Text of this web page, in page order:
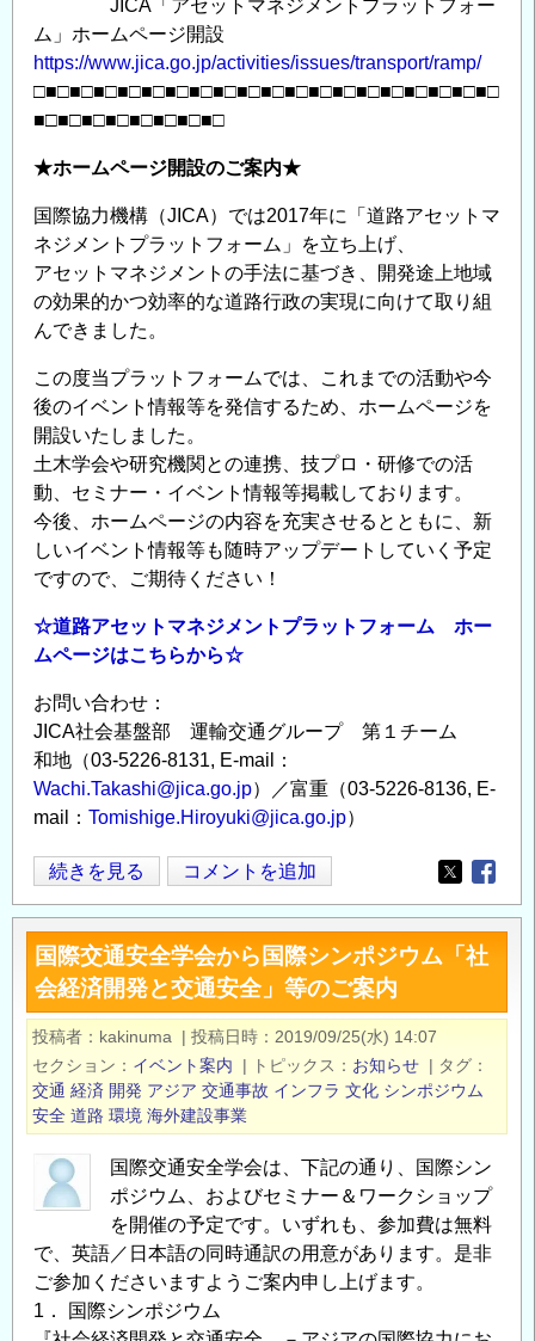
明
表
彰
集
ご
案
内
の
JICA「アセットマネジメントプラットフォー
ム」ホームページ開設
https://www.jica.go.jp/activities/issues/transport/ramp/
□■□■□■□■□■□■□■□■□■□■□■□■□■□■□■□■□■□■□■□
■□■□■□■□■□■□■□■□
★ホームページ開設のご案内★
国際協力機構（JICA）では2017年に「道路アセットマ
ネジメントプラットフォーム」を立ち上げ、
アセットマネジメントの手法に基づき、開発途上地域
の効果的かつ効率的な道路行政の実現に向けて取り組
んできました。
この度当プラットフォームでは、これまでの活動や今
後のイベント情報等を発信するため、ホームページを
開設いたしました。
土木学会や研究機関との連携、技プロ・研修での活
動、セミナー・イベント情報等掲載しております。
今後、ホームページの内容を充実させるとともに、新
しいイベント情報等も随時アップデートしていく予定
ですので、ご期待ください！
☆道路アセットマネジメントプラットフォーム ホー
ムページはこちらから☆
お問い合わせ：
JICA社会基盤部 運輸交通グループ 第１チーム
和地（03-5226-8131, E-mail：
Wachi.Takashi@jica.go.jp）／富重（03-5226-8136, E-
mail： Tomishige.Hiroyuki@jica.go.jp）
★
お
知
ら
せ
★
JICA「道
路
ア
セ
ッ
ネ
ジ
メ
続きを見る コメントを追加
Opens in
国際交通安全学会から国際シンポジウム「社
会経済開発と交通安全」等のご案内
投稿者 kakinuma | 投稿日時
2019/09/25(水) 14:07
セクション
イベント案内 | トピックス お知らせ | タグ
交通 経済 開発 アジア 交通事故 インフラ 文化 シンポジウム
安全 道路 環境 海外建設事業
国際交通安全学会は、下記の通り、国際シン
ポジウム、およびセミナー＆ワークショップ
を開催の予定です。いずれも、参加費は無料
で、英語／日本語の同時通訳の用意があります。是非
ご参加くださいますようご案内申し上げます。
1． 国際シンポジウム